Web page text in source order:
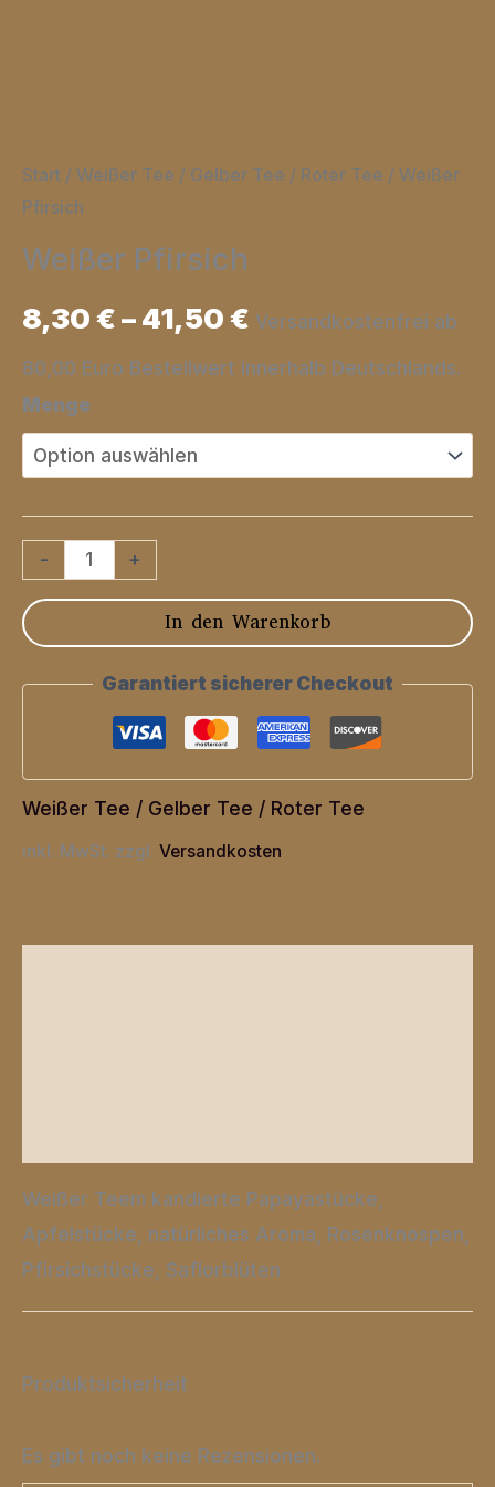
Start / Weißer Tee / Gelber Tee / Roter Tee / Weißer
Pfirsich
Weißer Pfirsich
8,30€–41,50€ Versandkostenfrei ab
80,00 Euro Bestellwert innerhalb Deutschlands.
Menge
-
Weißer
Menge
+
In den Warenkorb
Garantiert sicherer Checkout
Weißer Tee / Gelber Tee / Roter Tee
inkl. MwSt. zzgl. Versandkosten
Weißer Teem kandierte Papayastücke,
Apfelstücke, natürliches Aroma, Rosenknospen,
Pfirsichstücke, Saflorblüten
Produktsicherheit
Es gibt noch keine Rezensionen.